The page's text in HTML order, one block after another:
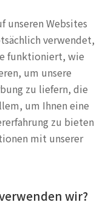
unseren Websites
verwendet,
funktioniert, wie
um unsere
zu liefern, die
um Ihnen eine
zu bieten
mit unserer
wir?